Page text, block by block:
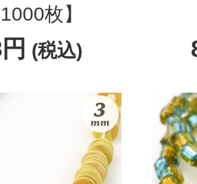
1000枚】
(税込)